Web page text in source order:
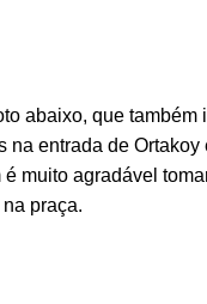
abaixo, que também
entrada de
é muito agradável
praça.